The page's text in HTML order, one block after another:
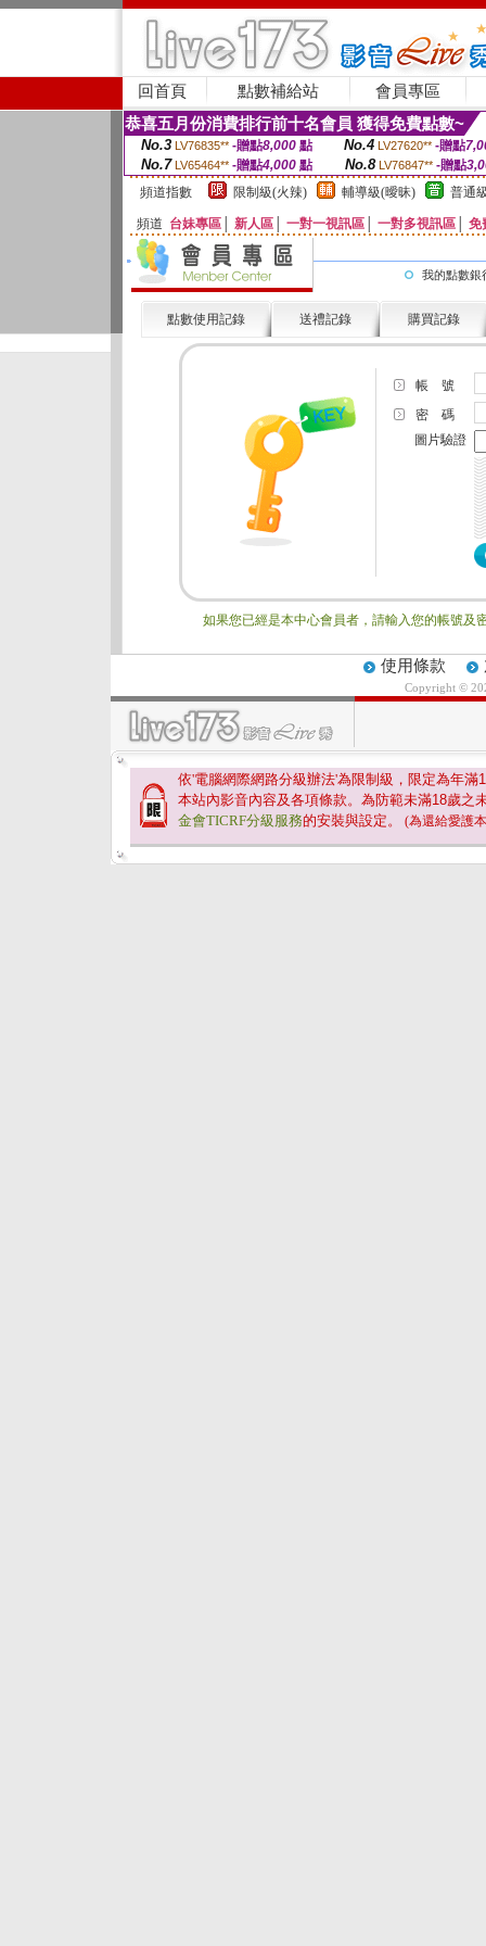
回首頁 點數補給站 會員專區
恭喜五月份消費排行前十名會員 獲得免費點數~
No.3 LV76835** -贈點8,000點 No.4 LV27620** -贈點
No.7 LV65464** -贈點4,000 點 No.8 LV76847** -贈點
頻道指數
限制級(火辣) 輔導級(曖昧) 普通
頻道 台妹專區 新人區 一對一視訊區 一對多視訊區 免
我的點數銀
點數使用記錄 送禮記錄 購買記錄
帳 號
密 碼
圖片驗證
如果您已經是本中心會員者，請輸入您的帳號及
使用條款
Copyright ©
依'電腦網際網路分級辦法'為限制級，限定為年滿
本站內影音內容及各項條款。為防範未滿18歲之
金會TICRF分級服務的安裝與設定。 (為還給愛護